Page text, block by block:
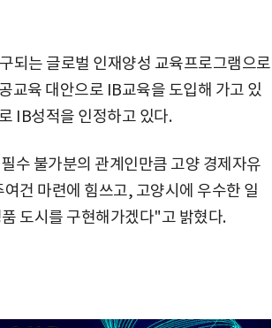
되는 글로벌 인재양성 교육프로그램으로
교육 대안으로 IB교육을 도입해 가고 있
IB성적을 인정하고 있다.
수 불가분의 관계인만큼 고양 경제자유
건 마련에 힘쓰고, 고양시에 우수한 일
도시를 구현해가겠다"고 밝혔다.